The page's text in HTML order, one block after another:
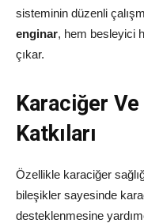
sisteminin düzenli
enginar, hem besleyici
çıkar.
Karaciğer
Katkıları
Özellikle karaciğer
bileşikler sayesinde
desteklenmesine